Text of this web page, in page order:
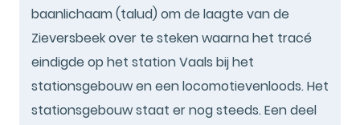
baanlichaam (talud) om de laagte van de
Zieversbeek over te steken waarna het tracé
eindigde op het station Vaals bij het
stationsgebouw en een locomotievenloods. Het
stationsgebouw staat er nog steeds. Een deel